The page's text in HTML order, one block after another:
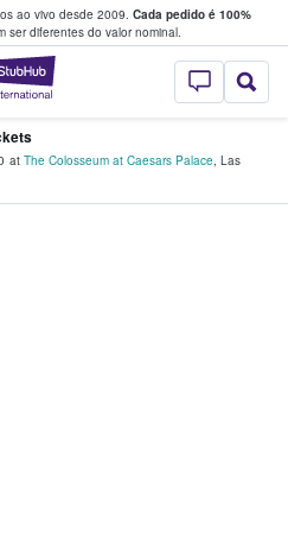
ao vivo desde 2009. Cada pedido é 100%
ser diferentes do valor nominal.
StubHub – onde
bilhetes
at The Colosseum at Caesars Palace, Las